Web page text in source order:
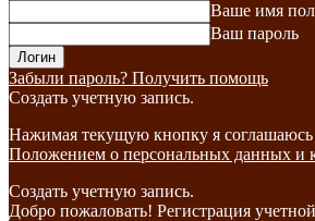
Ваше имя
Ваш пароль
Забыли пароль? Получить помощь
Создать учетную запись.
Нажимая текущую кнопку я соглашаюсь
Положением о персональных данных и
Создать учетную запись.
Добро пожаловать! Регистрация